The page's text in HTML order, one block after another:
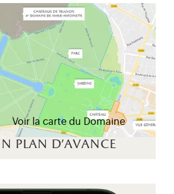
plan d'avance
Voir la carte du Domaine